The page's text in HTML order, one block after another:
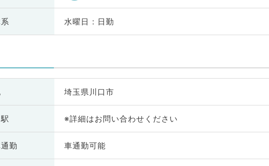
水曜日 : 日勤
埼玉県川口市
※詳細はお問い合わせください
勤 車通勤可能